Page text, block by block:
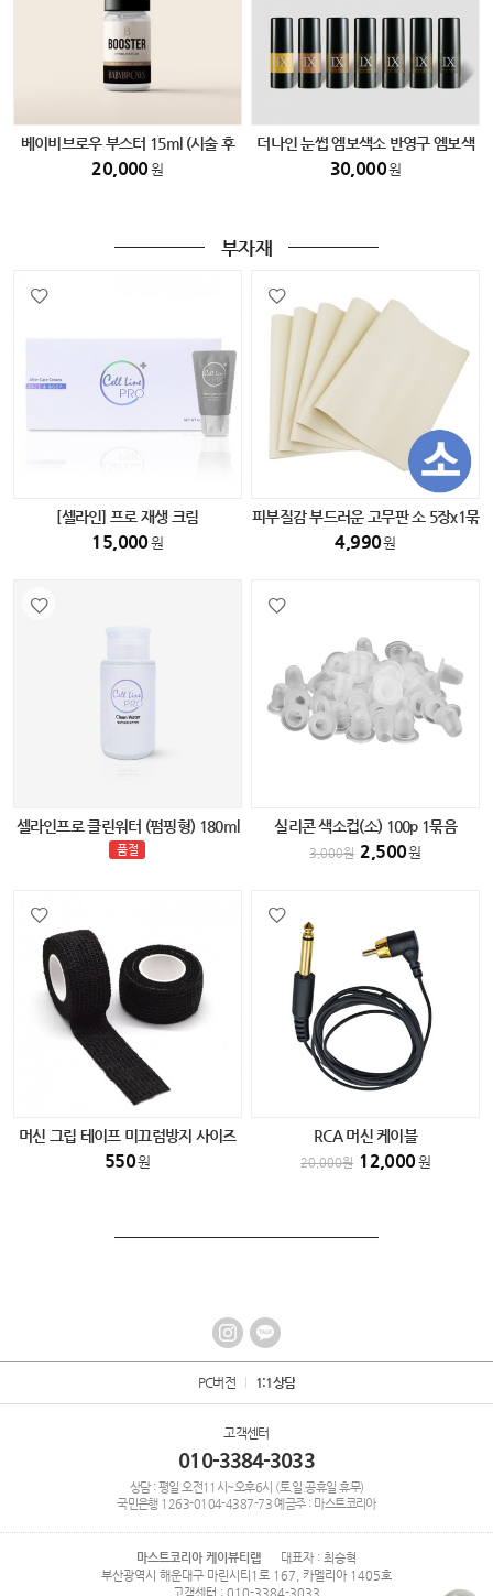
베이비브로우 부스터 15ml (시술 후
필수 색소)
20,000원
더나인 눈썹 엠보색소 반영구 엠보색
소
30,000원
부자재
[셀라인] 프로 재생 크림
15,000원
피부질감 부드러운 고무판 소 5장x1묶
음
4,990원
셀라인프로 클린워터 (펌핑형) 180ml
품절
실리콘 색소컵(소) 100p 1묶음
3,000원 2,500원
머신 그립 테이프 미끄럼방지 사이즈
(소) 반영구 타투 smp전용
550원
RCA 머신 케이블
20,000원 12,000원
PC버전 1:1상담
고객센터
010-3384-3033
상담 : 평일 오전11시~오후6시 (토.일.공휴일 휴무)
국민은행 1263-0104-4387-73예금주 : 마스트코리아
마스트코리아 케이뷰티랩
대표자 : 최승혁
부산광역시 해운대구 마린시티1로 167, 카멜리아 1405호
고객센터 : 010-3384-3033